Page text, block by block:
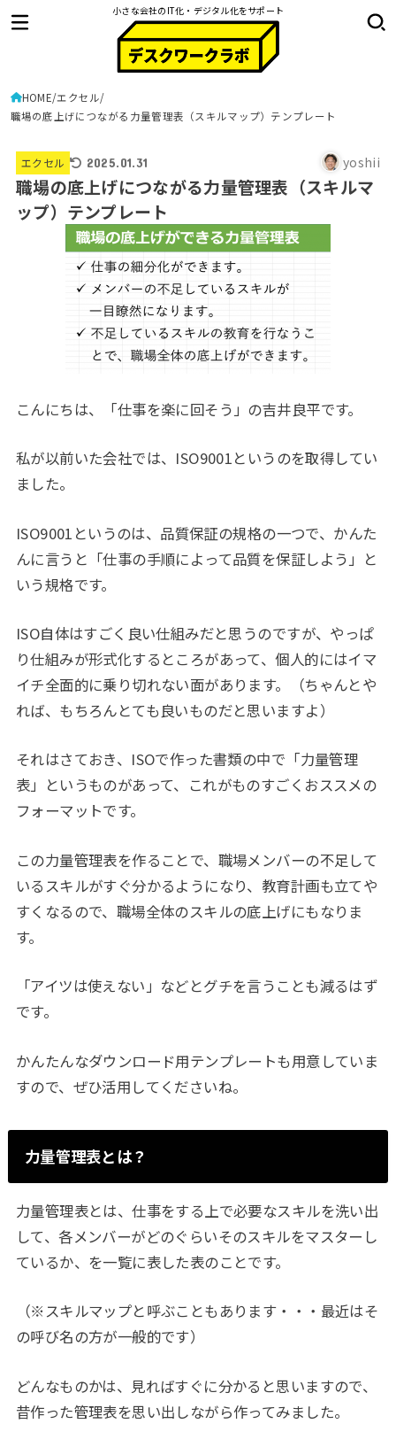
小さな会社のIT化・デジタル化をサポート
HOME エクセル
職場の底上げにつながる力量管理表（スキルマップ）テンプレート
エクセル 2025.01.31 yoshii
職場の底上げにつながる力量管理表（スキルマ
ップ）テンプレート
こんにちは、「仕事を楽に回そう」の吉井良平です。
私が以前いた会社では、ISO9001というのを取得してい
ました。
ISO9001というのは、品質保証の規格の一つで、かんた
んに言うと「仕事の手順によって品質を保証しよう」と
いう規格です。
ISO自体はすごく良い仕組みだと思うのですが、やっぱ
り仕組みが形式化するところがあって、個人的にはイマ
イチ全面的に乗り切れない面があります。（ちゃんとや
れば、もちろんとても良いものだと思いますよ）
それはさておき、ISOで作った書類の中で「力量管理
表」というものがあって、これがものすごくおススメの
フォーマットです。
この力量管理表を作ることで、職場メンバーの不足して
いるスキルがすぐ分かるようになり、教育計画も立てや
すくなるので、職場全体のスキルの底上げにもなりま
す。
「アイツは使えない」などとグチを言うことも減るはず
です。
かんたんなダウンロード用テンプレートも用意していま
すので、ぜひ活用してくださいね。
力量管理表とは？
力量管理表とは、仕事をする上で必要なスキルを洗い出
して、各メンバーがどのぐらいそのスキルをマスターし
ているか、を一覧に表した表のことです。
（※スキルマップと呼ぶこともあります・・・最近はそ
の呼び名の方が一般的です）
どんなものかは、見ればすぐに分かると思いますので、
昔作った管理表を思い出しながら作ってみました。